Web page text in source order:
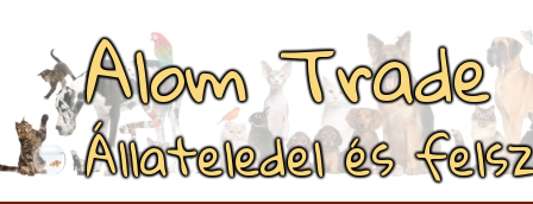
Alom Trade
Állateledel és